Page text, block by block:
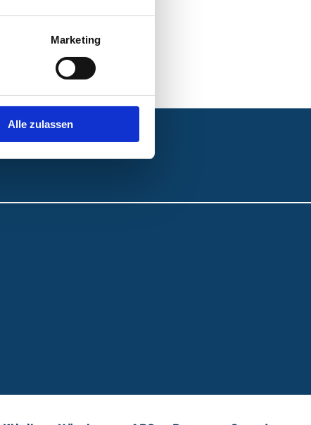
Marketing
Alle zulassen